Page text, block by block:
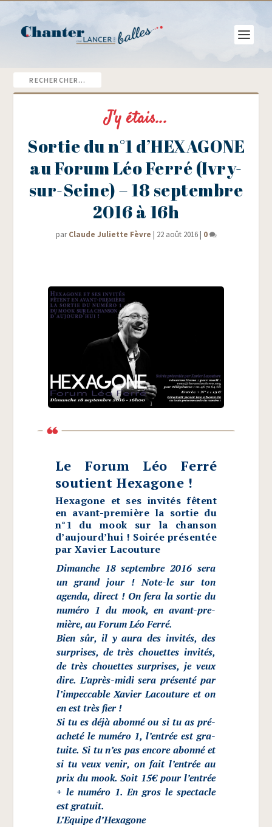
J'y étais...
Sortie du n°1 d’HEXAGONE
au Forum Léo Ferré (Ivry-
sur-Seine) – 18 septembre
2016 à 16h
parClaude Juliette Fèvre | 22 août 2016| 0
Le Forum Léo Ferré
soutient Hexagone !
Hexagone et ses invités fêtent
en avant-première la sortie du
n°1 du mook sur la chanson
d’aujourd’hui ! Soirée présentée
par Xavier Lacouture
Dimanche 18 sep­tembre 2016 sera
un grand jour ! Note-le sur ton
agen­da, direct ! On fera la sor­tie du
numé­ro 1 du mook, en avant-pre­
mière, au Forum Léo Ferré.
Bien sûr, il y aura des invi­tés, des
sur­prises, de très chouettes invi­tés,
de très chouettes sur­prises, je veux
dire. L’a­près-midi sera pré­sen­té par
l’im­pec­cable Xavier Lacou­ture et on
en est très fier !
Si tu es déjà abon­né ou si tu as pré-
ache­té le numé­ro 1, l’en­trée est gra­
tuite. Si tu n’es pas encore abon­né et
si tu veux venir, on fait l’en­trée au
prix du mook. Soit 15€ pour l’en­trée
+ le numé­ro 1. En gros le spec­tacle
est gratuit.
L’E­quipe d’Hexagone